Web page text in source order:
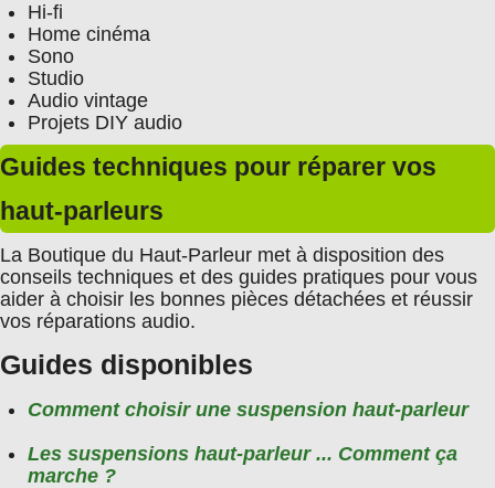
Hi-fi
Home cinéma
Sono
Studio
Audio vintage
Projets DIY audio
Guides techniques pour réparer vos
haut-parleurs
La Boutique du Haut-Parleur met à disposition des
conseils techniques et des guides pratiques pour vous
aider à choisir les bonnes pièces détachées et réussir
vos réparations audio.
Guides disponibles
Comment choisir une suspension haut-parleur
Les suspensions haut-parleur ... Comment ça
marche ?